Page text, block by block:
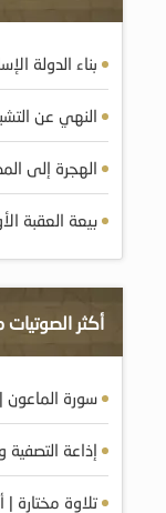
بناء الدولة
النهي عن
الهجرة إلى
بيعة العقبة
أكثر
سورة الماعون
إذاعة التصفية
تلاوة مختارة |